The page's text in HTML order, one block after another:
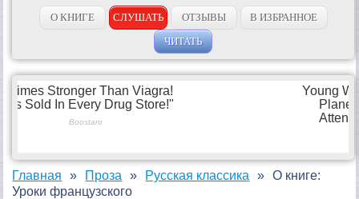
О КНИГЕ СЛУШАТЬ ОТЗЫВЫ
В ИЗБРАННОЕ
ЧИТАТЬ
Главная Проза Русская классика
О книге:
Уроки французского